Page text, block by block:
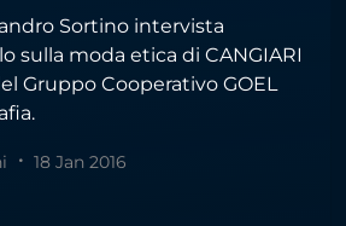
Sortino intervista
sulla moda etica di CANGIARI
Gruppo Cooperativo GOEL
18 Jan 2016